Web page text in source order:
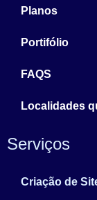
Planos
Portifólio
FAQS
Localidades
Serviços
Criação de